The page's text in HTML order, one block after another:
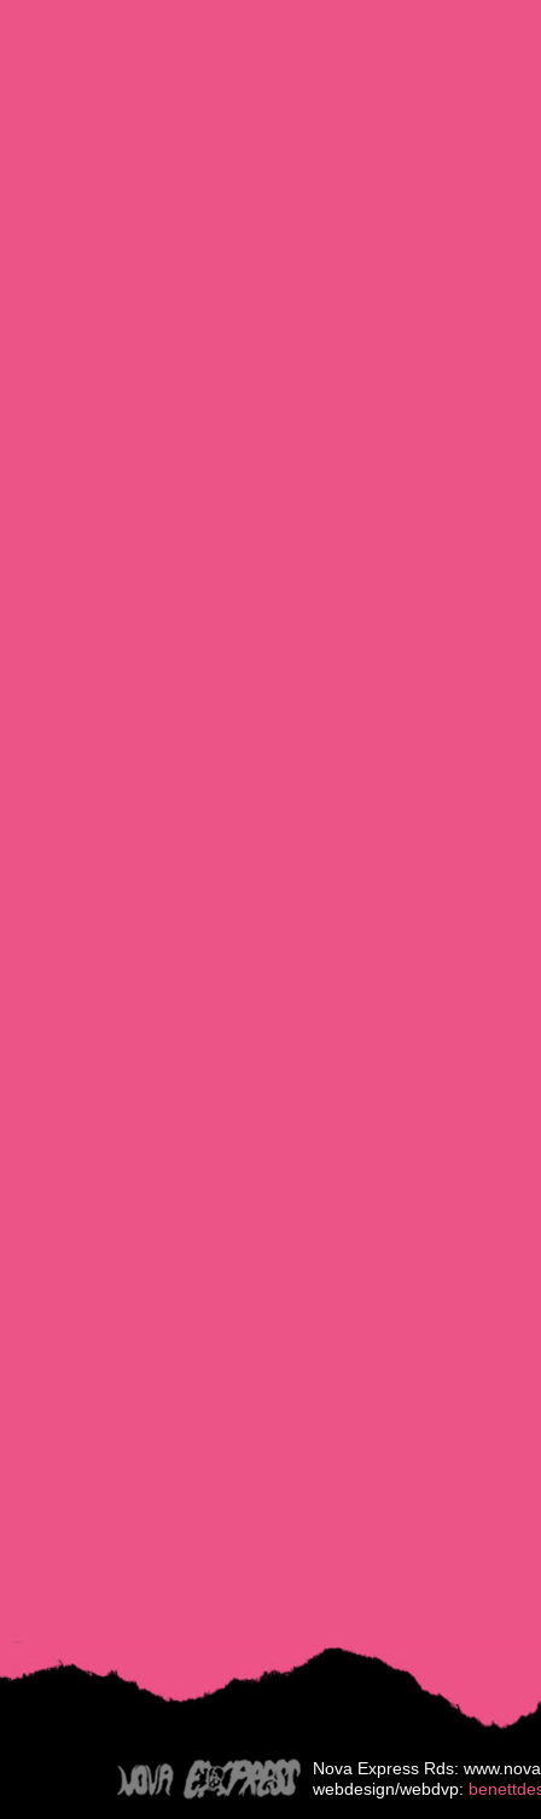
Nova Express Rds:
webdesign/webdvp: